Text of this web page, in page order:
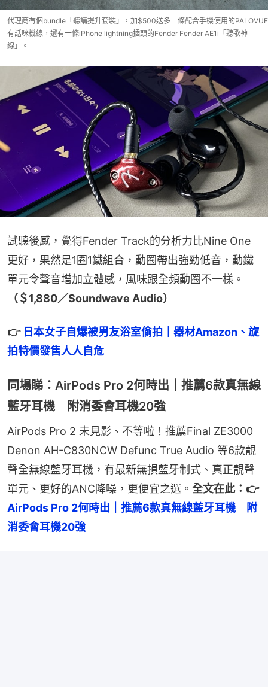
代理商有個bundle「聽講提升套裝」，加$500送多一條配合手機使用的PALOVUE
有話咪機線，還有一條iPhone lightning插頭的Fender Fender AE1i「聽歌神
線」。
試聽後感，覺得Fender Track的分析力比Nine One
更好，果然是1圈1鐵組合，動圈帶出強勁低音，動鐵
單元令聲音增加立體感，風味跟全頻動圈不一樣。
（＄1,880／Soundwave Audio）
👉 日本女子自爆被男友浴室偷拍｜器材Amazon、旋
拍特價發售人人自危
同場睇：AirPods Pro 2何時出｜推薦6款真無線
藍牙耳機 附消委會耳機20強
AirPods Pro 2 未見影、不等啦！推薦Final ZE3000
Denon AH-C830NCW Defunc True Audio 等6款靚
聲全無線藍牙耳機，有最新無損藍牙制式、真正靚聲
單元、更好的ANC降噪，更便宜之選。 全文在此：👉
AirPods Pro 2何時出｜推薦6款真無線藍牙耳機　附
消委會耳機20強